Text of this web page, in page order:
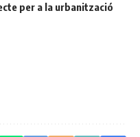
per a la urbanització